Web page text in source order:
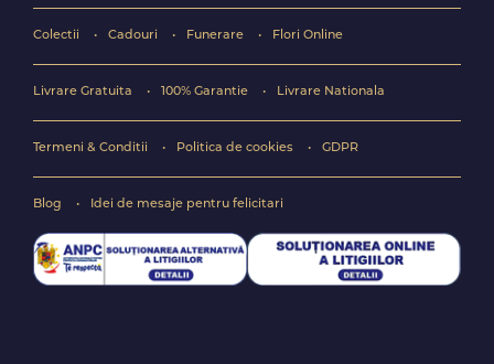
Colectii Cadouri Funerare Flori Online
Livrare Gratuita 100% Garantie Livrare Nationala
Termeni & Conditii Politica de cookies GDPR
Blog Idei de mesaje pentru felicitari